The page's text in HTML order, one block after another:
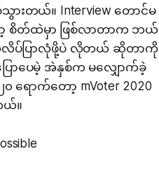
းတယ်။ Interview တောင်မ
ာ့ စိတ်ထဲမှာ ဖြစ်လာတာက ဘယ်
ပ်ပြာလုံဖို့ပဲ လိုတယ် ဆိုတာကို
ောပေမဲ့ အဲနှစ်က မလျှောက်ခဲ့
ရောက်တော့ mVoter 2020
ယ်။